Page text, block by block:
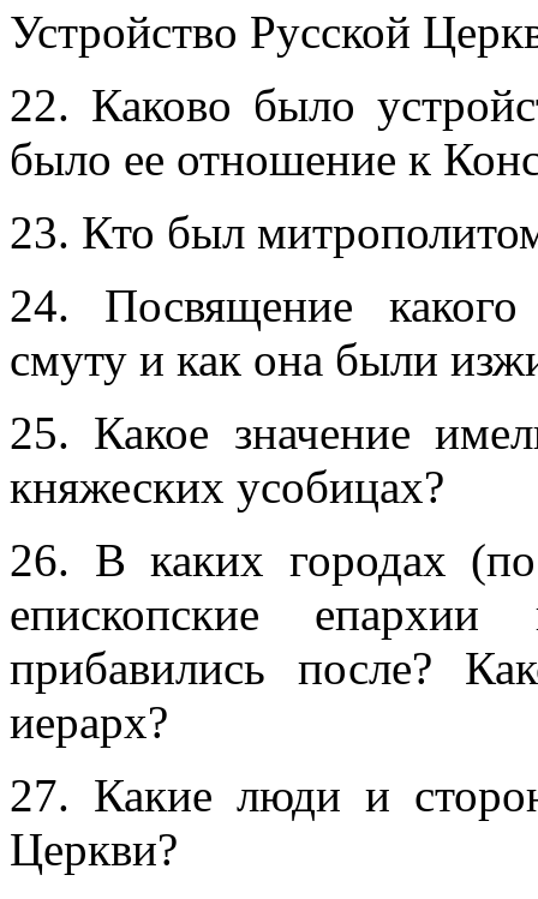
Устройство Русской
22. Каково было
было ее отношение к
23. Кто был
24. Посвящение
смуту и как она были
25. Какое значение
княжеских усобицах?
26. В каких городах
епископские
прибавились после?
иерарх?
27. Какие люди и
Церкви?